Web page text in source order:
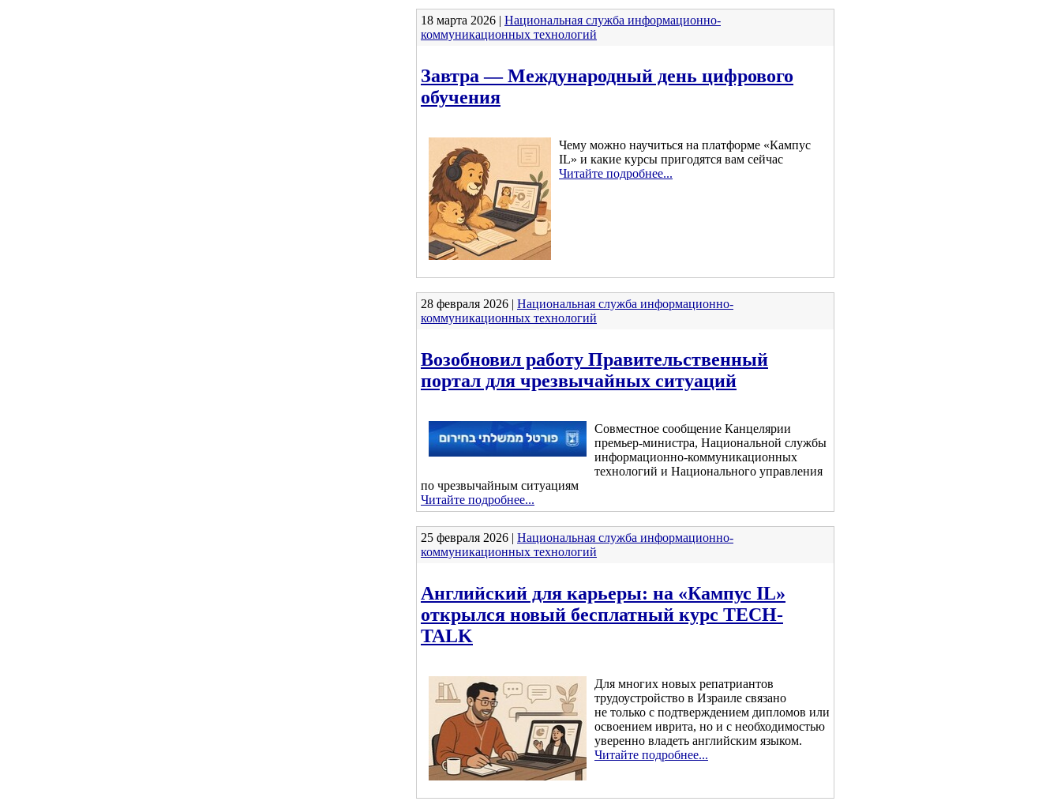
18 марта 2026 | Национальная служба информационно-
коммуникационных технологий
Завтра — Международный день цифрового
обучения
Чему можно научиться на платформе «Кампус
IL» и какие курсы пригодятся вам сейчас
Читайте подробнее...
28 февраля 2026 | Национальная служба информационно-
коммуникационных технологий
Возобновил работу Правительственный
портал для чрезвычайных ситуаций
Совместное сообщение Канцелярии
премьер-министра, Национальной службы
информационно-коммуникационных
технологий и Национального управления
по чрезвычайным ситуациям
Читайте подробнее...
25 февраля 2026 | Национальная служба информационно-
коммуникационных технологий
Английский для карьеры: на «Кампус IL»
открылся новый бесплатный курс TECH-
TALK
Для многих новых репатриантов
трудоустройство в Израиле связано
не только с подтверждением дипломов или
освоением иврита, но и с необходимостью
уверенно владеть английским языком.
Читайте подробнее...